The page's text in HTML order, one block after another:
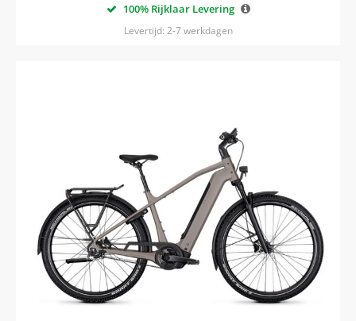
100% Rijklaar Levering
Levertijd: 2-7 werkdagen